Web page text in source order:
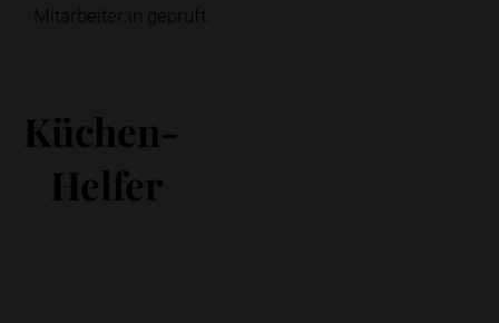
Mitarbeiter:in geprüft.
Küchen-
Helfer